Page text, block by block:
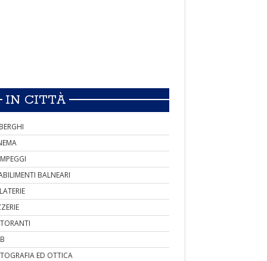
IN CITTÀ
BALNEARI
ED OTTICA